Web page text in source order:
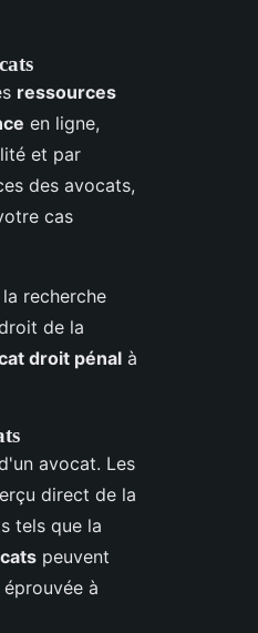
ressources
en ligne,
et par
des avocats,
cas
recherche
de la
droit pénal à
avocat. Les
direct de la
tels que la
peuvent
à